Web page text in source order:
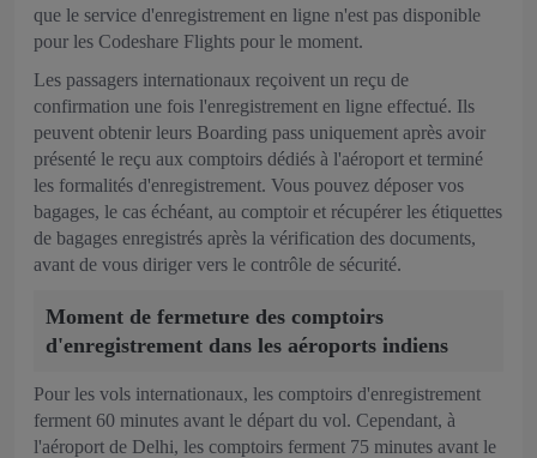
que le service d'enregistrement en ligne n'est pas disponible
pour les Codeshare Flights pour le moment.
Les passagers internationaux reçoivent un reçu de
confirmation une fois l'enregistrement en ligne effectué. Ils
peuvent obtenir leurs Boarding pass uniquement après avoir
présenté le reçu aux comptoirs dédiés à l'aéroport et terminé
les formalités d'enregistrement. Vous pouvez déposer vos
bagages, le cas échéant, au comptoir et récupérer les étiquettes
de bagages enregistrés après la vérification des documents,
avant de vous diriger vers le contrôle de sécurité.
Moment de fermeture des comptoirs
d'enregistrement dans les aéroports indiens
Pour les vols internationaux, les comptoirs d'enregistrement
ferment 60 minutes avant le départ du vol. Cependant, à
l'aéroport de Delhi, les comptoirs ferment 75 minutes avant le